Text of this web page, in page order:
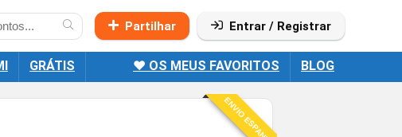
Partilhar Entrar / Registrar
GRÁTIS ❤️ OS MEUS FAVORITOS BLOG
ENVIO ESPANHA